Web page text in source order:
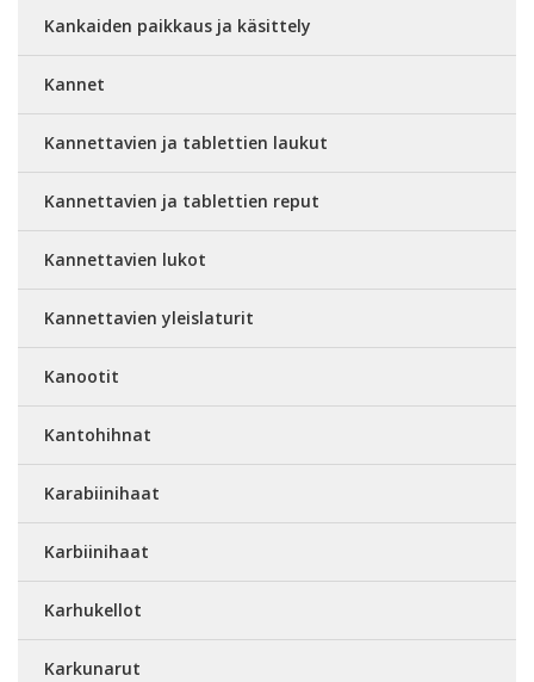
Kankaiden paikkaus ja käsittely
Kannet
Kannettavien ja tablettien laukut
Kannettavien ja tablettien reput
Kannettavien lukot
Kannettavien yleislaturit
Kanootit
Kantohihnat
Karabiinihaat
Karbiinihaat
Karhukellot
Karkunarut